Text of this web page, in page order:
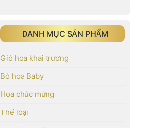
DANH MỤC SẢN PHẨM
Giỏ hoa khai trương
Bó hoa Baby
Hoa chúc mừng
Thể loại